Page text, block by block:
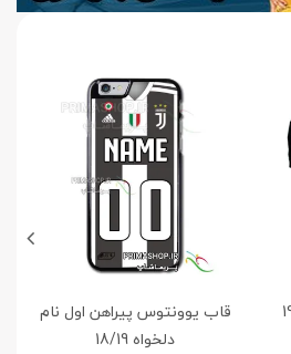
قاب یوونتوس پیراهن اول نام
دلخواه 18/19